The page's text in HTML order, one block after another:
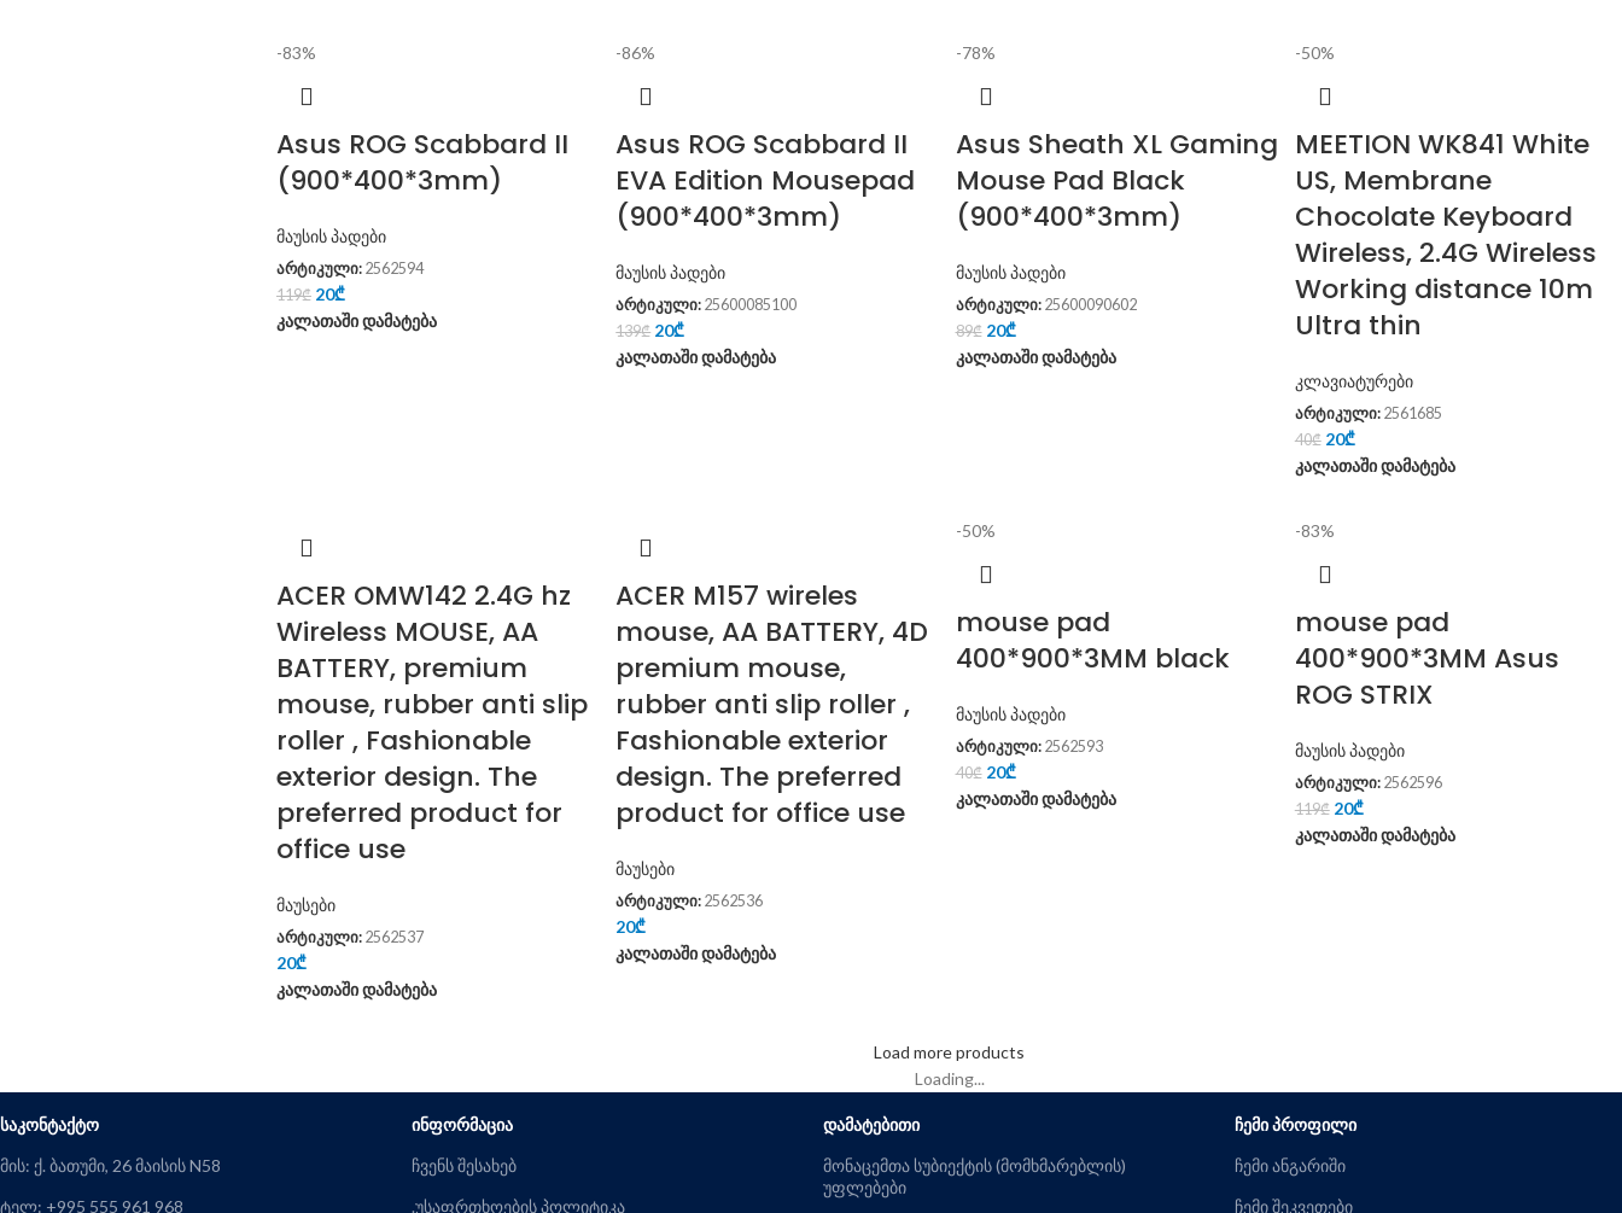
-83%
Asus ROG Scabbard II
(900*400*3mm)
მაუსის პადები
არტიკული: 2562594
119₾ 20₾
კალათაში დამატება
-86%
Asus ROG Scabbard II
EVA Edition Mousepad
(900*400*3mm)
მაუსის პადები
არტიკული: 25600085100
139₾ 20₾
კალათაში დამატება
-78%
Asus Sheath XL Gaming
Mouse Pad Black
(900*400*3mm)
მაუსის პადები
არტიკული: 25600090602
89₾ 20₾
კალათაში დამატება
-50%
MEETION WK841 White
US, Membrane
Chocolate Keyboard
Wireless, 2.4G Wireless
Working distance 10m
Ultra thin
კლავიატურები
არტიკული: 2561685
40₾ 20₾
კალათაში დამატება
ACER OMW142 2.4G hz
Wireless MOUSE, AA
BATTERY, premium
mouse, rubber anti slip
roller , Fashionable
exterior design. The
preferred product for
office use
მაუსები
არტიკული: 2562537
20₾
კალათაში დამატება
ACER M157 wireles
mouse, AA BATTERY, 4D
premium mouse,
rubber anti slip roller ,
Fashionable exterior
design. The preferred
product for office use
მაუსები
არტიკული: 2562536
20₾
კალათაში დამატება
-50%
mouse pad
400*900*3MM black
მაუსის პადები
არტიკული: 2562593
40₾ 20₾
კალათაში დამატება
-83%
mouse pad
400*900*3MM Asus
ROG STRIX
მაუსის პადები
არტიკული: 2562596
119₾ 20₾
კალათაში დამატება
Load more products
Loading...
ᲡᲐᲙᲝᲜᲢᲐᲥᲢᲝ
მის: ქ. ბათუმი, 26 მაისის N58
ტელ: +995 555 961 968
ᲘᲜᲤᲝᲠᲛᲐᲪᲘᲐ
ჩვენს შესახებ
.უსაფრთხოების პოლიტიკა
ᲓᲐᲛᲐᲢᲔᲑᲘᲗᲘ
მონაცემთა სუბიექტის (მომხმარებლის)
უფლებები
ᲩᲔᲛᲘ ᲞᲠᲝᲤᲘᲚᲘ
ჩემი ანგარიში
ჩემი შეკვეთები